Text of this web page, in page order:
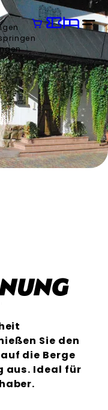
Sie den
die Berge
aus. Ideal für